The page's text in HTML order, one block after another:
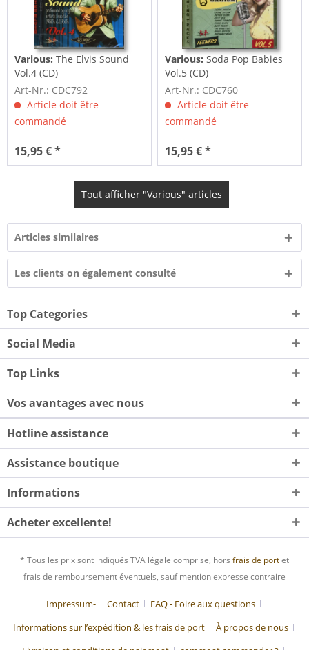
Various: The Elvis Sound
Vol.4 (CD)
Art-Nr.: CDC792
Article doit être
commandé
15,95 € *
Various: Soda Pop Babies
Vol.5 (CD)
Art-Nr.: CDC760
Article doit être
commandé
15,95 € *
Tout afficher "Various" articles
Articles similaires
Les clients on également consulté
Top Categories
Social Media
Top Links
Vos avantages avec nous
Hotline assistance
Assistance boutique
Informations
Acheter excellente!
* Tous les prix sont indiqués TVA légale comprise, hors frais de portet
frais de remboursement éventuels, sauf mention expresse contraire
Impressum- Contact
FAQ - Foire aux questions
Informations sur l’expédition & les frais de port
À propos de nous